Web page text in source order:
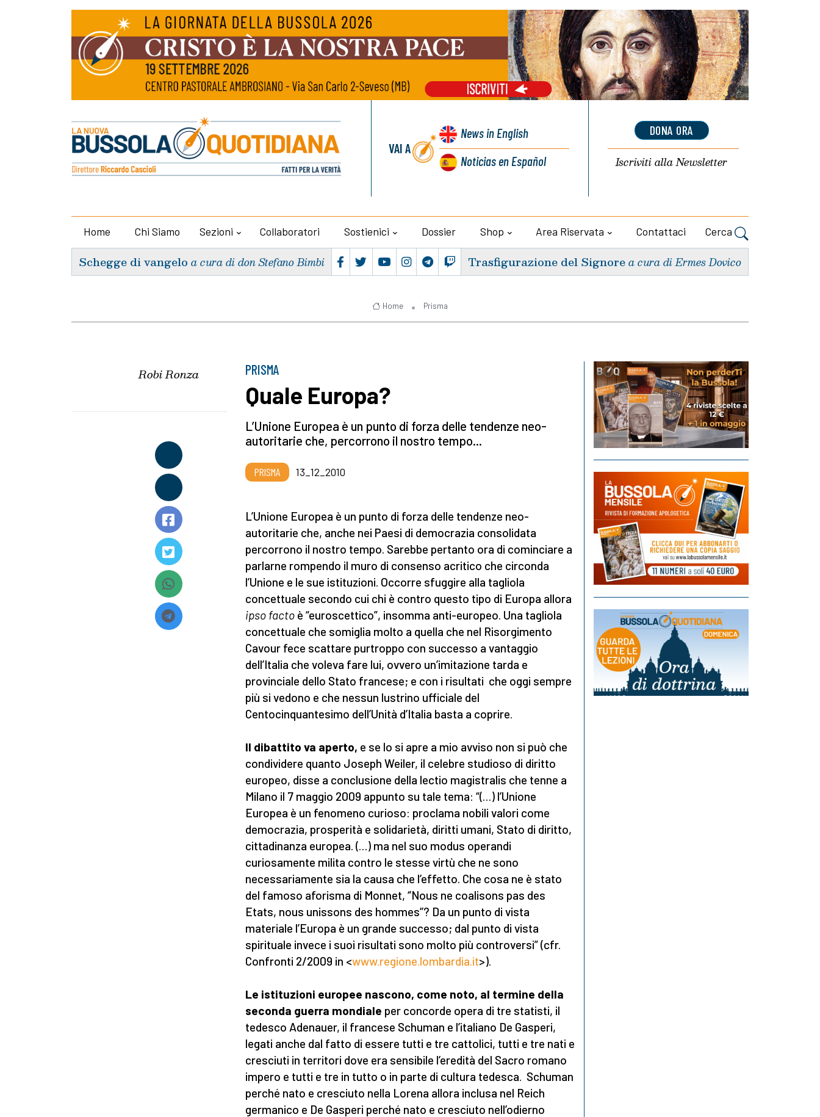
VAI A
Newsin English
Noticiasen Español
DONA ORA
Iscriviti allaNewsletter
Home Chi Siamo Sezioni Collaboratori Sostienici Dossier Shop Area Riservata Contattaci Cerca
Schegge di vangelo a cura di don Stefano Bimbi Trasfigurazione del Signorea cura di Ermes Dovico
Home Prisma
Robi Ronza PRISMA
Quale Europa?
L’Unione Europea è un punto di forza delle tendenze neo-
autoritarie che, percorrono il nostro tempo...
PRISMA 13_12_2010
L’Unione Europea è un punto di forza delle tendenze neo-
autoritarie che, anche nei Paesi di democrazia consolidata
percorrono il nostro tempo. Sarebbe pertanto ora di cominciare a
parlarne rompendo il muro di consenso acritico che circonda
l’Unione e le sue istituzioni. Occorre sfuggire alla tagliola
concettuale secondo cui chi è contro questo tipo di Europa allora
ipso facto è “euroscettico”, insomma anti-europeo. Una tagliola
concettuale che somiglia molto a quella che nel Risorgimento
Cavour fece scattare purtroppo con successo a vantaggio
dell’Italia che voleva fare lui, ovvero un’imitazione tarda e
provinciale dello Stato francese; e con i risultati che oggi sempre
più si vedono e che nessun lustrino ufficiale del
Centocinquantesimo dell’Unità d’Italia basta a coprire.
Il dibattito va aperto, e se lo si apre a mio avviso non si può che
condividere quanto Joseph Weiler, il celebre studioso di diritto
europeo, disse a conclusione della lectio magistralis che tenne a
Milano il 7 maggio 2009 appunto su tale tema: “(…) l’Unione
Europea è un fenomeno curioso: proclama nobili valori come
democrazia, prosperità e solidarietà, diritti umani, Stato di diritto,
cittadinanza europea. (…) ma nel suo modus operandi
curiosamente milita contro le stesse virtù che ne sono
necessariamente sia la causa che l’effetto. Che cosa ne è stato
del famoso aforisma di Monnet, ‘’Nous ne coalisons pas des
Etats, nous unissons des hommes’’? Da un punto di vista
materiale l’Europa è un grande successo; dal punto di vista
spirituale invece i suoi risultati sono molto più controversi” (cfr.
Confronti 2/2009 in <www.regione.lombardia.it>).
Le istituzioni europee nascono, come noto, al termine della
seconda guerra mondiale per concorde opera di tre statisti, il
tedesco Adenauer, il francese Schuman e l’italiano De Gasperi,
legati anche dal fatto di essere tutti e tre cattolici, tutti e tre nati e
cresciuti in territori dove era sensibile l’eredità del Sacro romano
impero e tutti e tre in tutto o in parte di cultura tedesca. Schuman
perché nato e cresciuto nella Lorena allora inclusa nel Reich
germanico e De Gasperi perché nato e cresciuto nell’odierno